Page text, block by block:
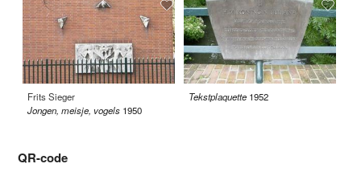
Frits Sieger
Jongen, meisje, vogels 1950
Tekstplaquette 1952
QR-code